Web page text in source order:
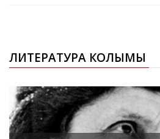
ЛИТЕРАТУРА КОЛЫМЫ